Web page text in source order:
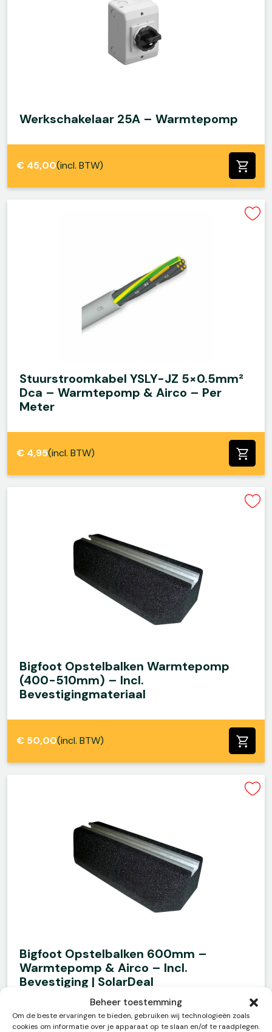
Beheer toestemming
Om de beste ervaringen te bieden, gebruiken wij technologieën zoals
cookies om informatie over je apparaat op te slaan en/of te raadplegen.
Werkschakelaar 25A – Warmtepomp
€ 45,00(incl. BTW)
Stuurstroomkabel YSLY-JZ 5×0.5mm²
Dca – Warmtepomp & Airco – Per
Meter
€ 4,95(incl. BTW)
Bigfoot Opstelbalken Warmtepomp
(400-510mm) – Incl.
Bevestigingmateriaal
€ 50,00(incl. BTW)
Bigfoot Opstelbalken 600mm –
Warmtepomp & Airco – Incl.
Bevestiging | SolarDeal
€75,00(incl. BTW)